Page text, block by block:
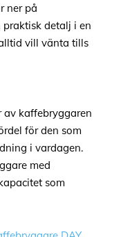
ner på
praktisk detalj i en
vill vänta tills
kaffebryggaren
för den som
i vardagen.
med
som